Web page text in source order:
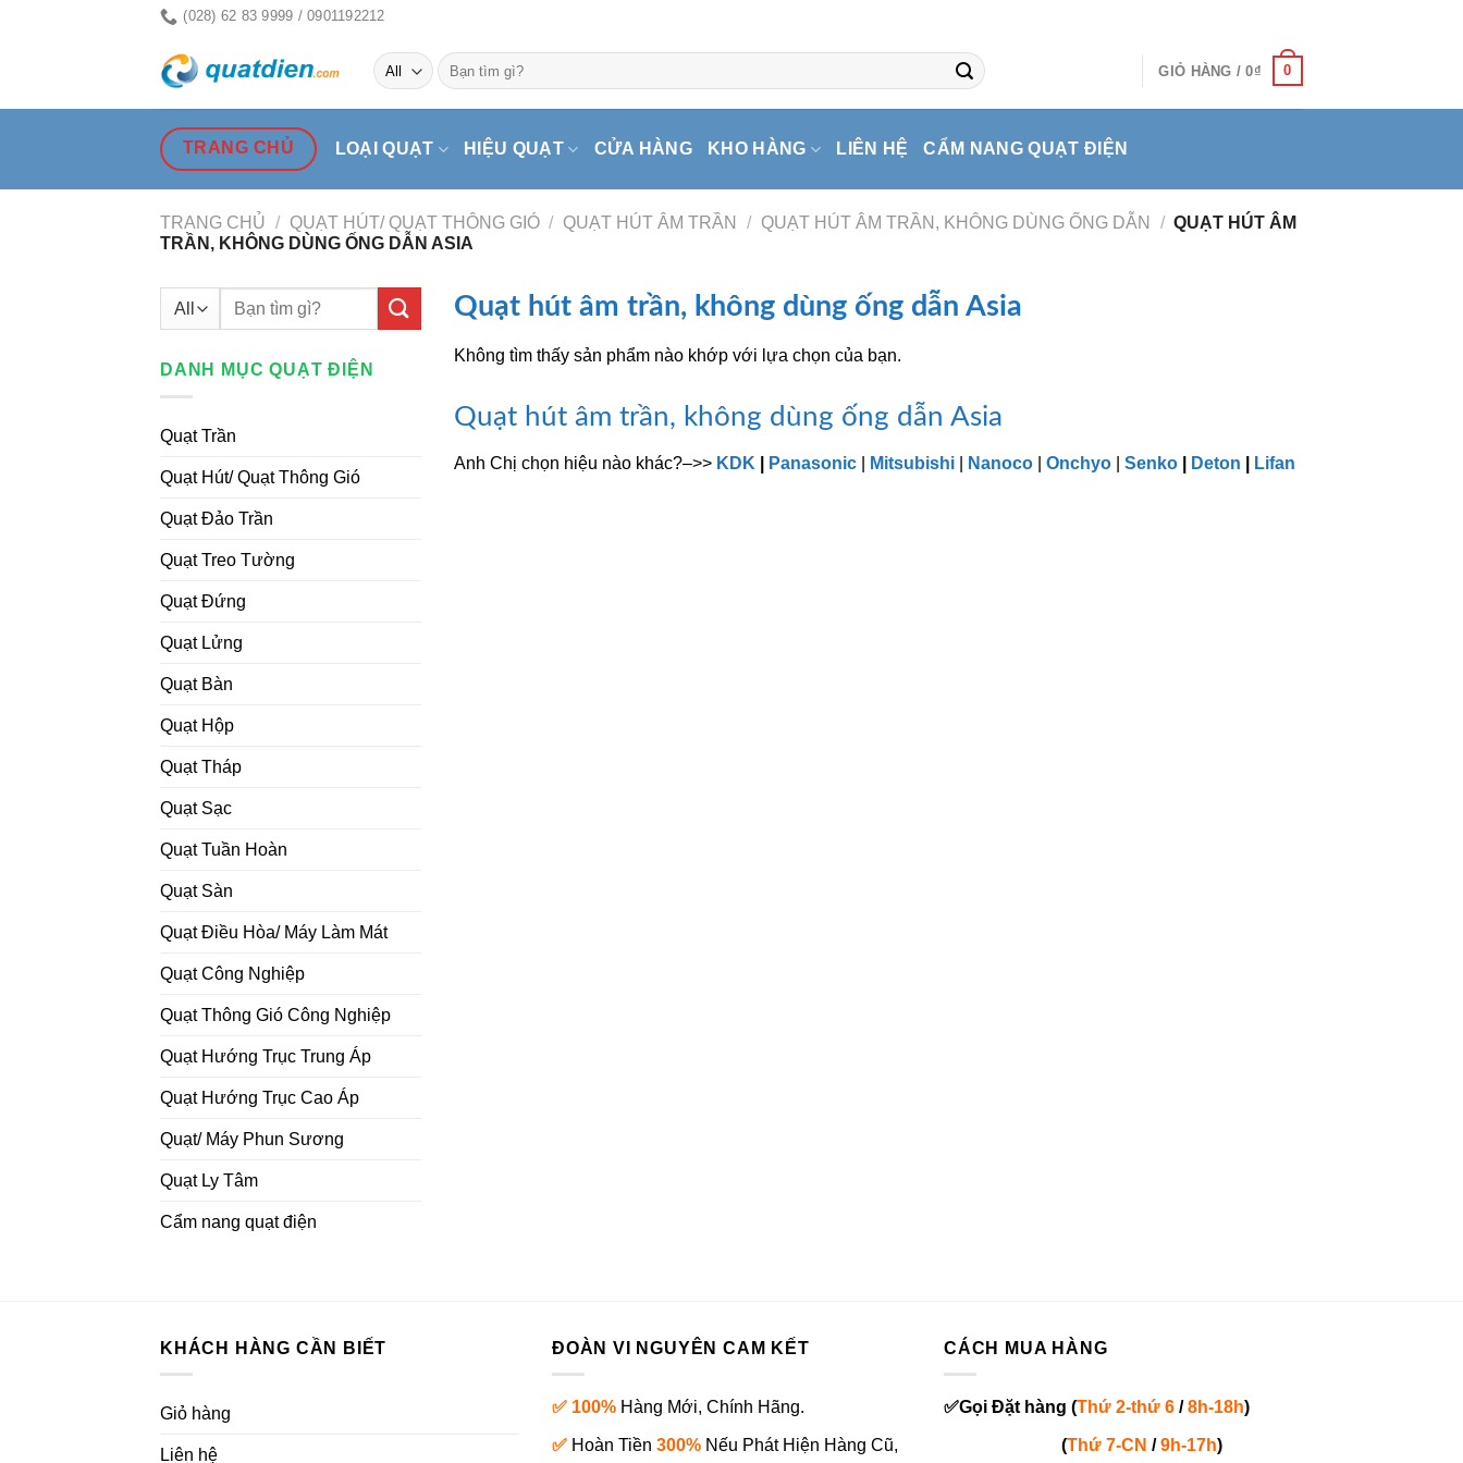
(028) 62 83 9999 / 0901192212
Tìm
kiếm:
GIỎ HÀNG /0₫ 0
TRANG CHỦ LOẠI QUẠT HIỆU QUẠT CỬA HÀNG KHO HÀNG LIÊN HỆ CẨM NANG QUẠT ĐIỆN
TRANG CHỦ / QUẠT HÚT/ QUẠT THÔNG GIÓ / QUẠT HÚT ÂM TRẦN / QUẠT HÚT ÂM TRẦN, KHÔNG DÙNG ỐNG DẪN / QUẠT HÚT ÂM
TRẦN, KHÔNG DÙNG ỐNG DẪN ASIA
Tìm
DANH MỤC QUẠT ĐIỆN
Quạt Trần
Quạt Hút/ Quạt Thông Gió
Quạt Đảo Trần
Quạt Treo Tường
Quạt Đứng
Quạt Lửng
Quạt Bàn
Quạt Hộp
Quạt Tháp
Quạt Sạc
Quạt Tuần Hoàn
Quạt Sàn
Quạt Điều Hòa/ Máy Làm Mát
Quạt Công Nghiệp
Quạt Thông Gió Công Nghiệp
Quạt Hướng Trục Trung Áp
Quạt Hướng Trục Cao Áp
Quạt/ Máy Phun Sương
Quạt Ly Tâm
Cẩm nang quạt điện
Quạt hút âm trần, không dùng ống dẫn Asia
Không tìm thấy sản phẩm nào khớp với lựa chọn của bạn.
Quạt hút âm trần, không dùng ống dẫn Asia
Anh Chị chọn hiệu nào khác?–>> KDK Panasonic Mitsubishi Nanoco Onchyo Senko Deton Lifan
KHÁCH HÀNG CẦN BIẾT
Giỏ hàng
Liên hệ
ĐOÀN VI NGUYÊN CAM KẾT
✅ 100% Hàng Mới, Chính Hãng.
✅ Hoàn Tiền 300% Nếu Phát Hiện Hàng Cũ,
CÁCH MUA HÀNG
✅Gọi Đặt hàng (Thứ 2-thứ 6 /8h-18h)
(Thứ 7-CN /9h-17h)